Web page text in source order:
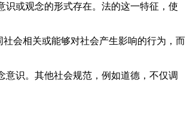
或观念的形式存在。法的这一特征，使
会相关或能够对社会产生影响的行为，而
识。其他社会规范，例如道德，不仅调